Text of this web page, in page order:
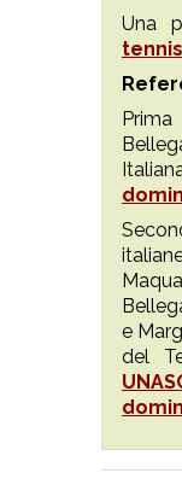
Una
e
del